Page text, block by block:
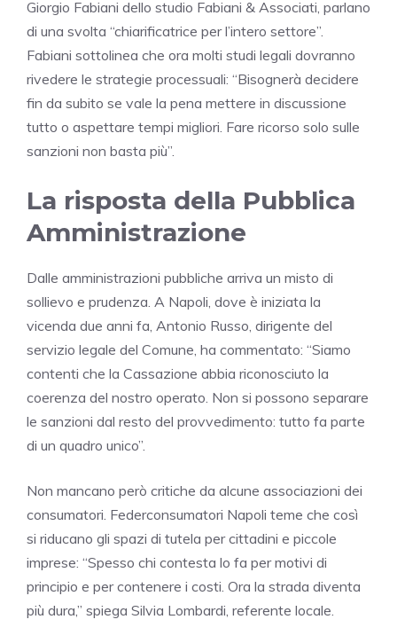
Giorgio Fabiani dello studio Fabiani & Associati, parlano
di una svolta “chiarificatrice per l’intero settore”.
Fabiani sottolinea che ora molti studi legali dovranno
rivedere le strategie processuali: “Bisognerà decidere
fin da subito se vale la pena mettere in discussione
tutto o aspettare tempi migliori. Fare ricorso solo sulle
sanzioni non basta più”.
La risposta della Pubblica
Amministrazione
Dalle amministrazioni pubbliche arriva un misto di
sollievo e prudenza. A Napoli, dove è iniziata la
vicenda due anni fa, Antonio Russo, dirigente del
servizio legale del Comune, ha commentato: “Siamo
contenti che la Cassazione abbia riconosciuto la
coerenza del nostro operato. Non si possono separare
le sanzioni dal resto del provvedimento: tutto fa parte
di un quadro unico”.
Non mancano però critiche da alcune associazioni dei
consumatori. Federconsumatori Napoli teme che così
si riducano gli spazi di tutela per cittadini e piccole
imprese: “Spesso chi contesta lo fa per motivi di
principio e per contenere i costi. Ora la strada diventa
più dura,” spiega Silvia Lombardi, referente locale.